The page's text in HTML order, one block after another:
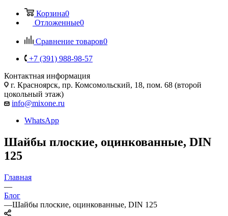
Корзина0
Отложенные0
Сравнение товаров0
+7 (391) 988-98-57
Контактная информация
г. Красноярск, пр. Комсомольский, 18, пом. 68 (второй
цокольный этаж)
info@mixone.ru
WhatsApp
Шайбы плоские, оцинкованные, DIN
125
Главная
—
Блог
—Шайбы плоские, оцинкованные, DIN 125